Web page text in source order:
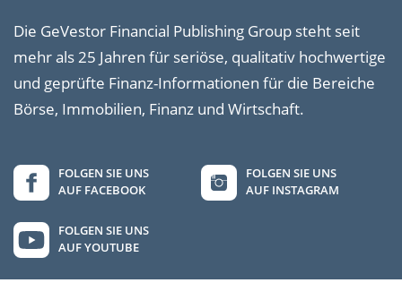
Die GeVestor Financial Publishing Group steht seit
mehr als 25 Jahren für seriöse, qualitativ hochwertige
und geprüfte Finanz-Informationen für die Bereiche
Börse, Immobilien, Finanz und Wirtschaft.
FOLGEN SIE UNS
AUF FACEBOOK
FOLGEN SIE UNS
AUF INSTAGRAM
FOLGEN SIE UNS
AUF YOUTUBE